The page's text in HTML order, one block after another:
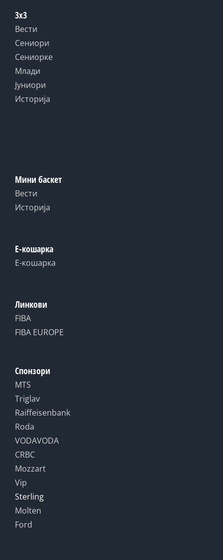
3x3
Вести
Сениори
Сениорке
Млади
Јуниори
Историја
Мини баскет
Вести
Историја
Е-кошарка
Е-кошарка
Линкови
FIBA
FIBA EUROPE
Спонзори
MTS
Triglav
Raiffeisenbank
Roda
VODAVODA
CRBC
Mozzart
Vip
Sterling
Molten
Ford